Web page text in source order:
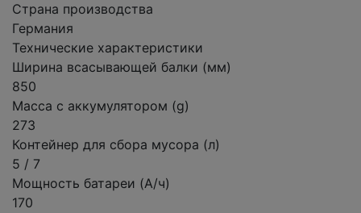
Страна производства
Германия
Технические характеристики
Ширина всасывающей балки (мм)
850
Масса с аккумулятором (g)
273
Контейнер для сбора мусора (л)
5 / 7
Мощность батареи (А/ч)
170